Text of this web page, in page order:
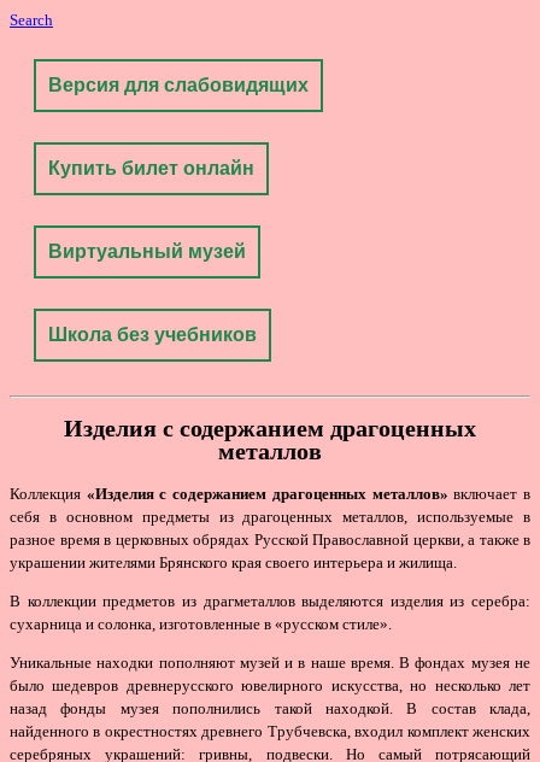
Search
Версия для слабовидящих
Купить билет онлайн
Виртуальный музей
Школа без учебников
Изделия с содержанием драгоценных
металлов
Коллекция «Изделия с содержанием драгоценных металлов» включает в
себя в основном предметы из драгоценных металлов, используемые в
разное время в церковных обрядах Русской Православной церкви, а также в
украшении жителями Брянского края своего интерьера и жилища.
В коллекции предметов из драгметаллов выделяются изделия из серебра:
сухарница и солонка, изготовленные в «русском стиле».
Уникальные находки пополняют музей и в наше время. В фондах музея не
было шедевров древнерусского ювелирного искусства, но несколько лет
назад фонды музея пополнились такой находкой. В состав клада,
найденного в окрестностях древнего Трубчевска, входил комплект женских
серебряных украшений: гривны, подвески. Но самый потрясающий